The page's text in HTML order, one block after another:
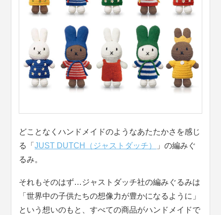
どことなくハンドメイドのようなあたたかさを感じ
る
「JUST DUTCH（ジャストダッチ） 」の編みぐ
るみ。
それもそのはず…ジャストダッチ社の編みぐるみは
「世界中の子供たちの想像力が豊かになるように」
という想いのもと、すべての商品がハンドメイドで